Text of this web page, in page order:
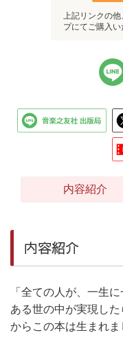
上記リンクの
プにてご購入い
内容紹介
内容紹介
「全ての人が、一生
ある世の中が実現し
からこの本は生まれ